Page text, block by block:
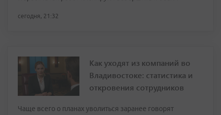
сегодня, 21:32
Как уходят из компаний во
Владивостоке: статистика и
откровения сотрудников
Чаще всего о планах уволиться заранее говорят